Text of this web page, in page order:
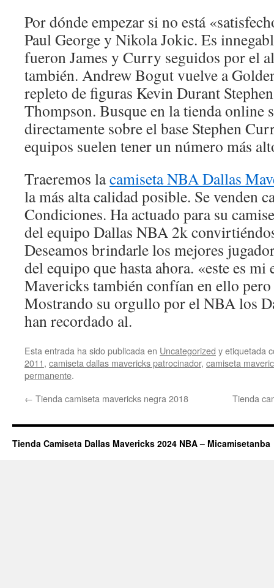
Por dónde empezar si no está
Paul George y Nikola Jokic. Es
fueron James y Curry seguidos por el
también. Andrew Bogut vuelve a
repleto de figuras Kevin Durant
Thompson. Busque en la tienda online
directamente sobre el base Stephen
equipos suelen tener un número más
Traeremos lacamiseta NBA Dallas
la más alta calidad posible. Se venden
Condiciones. Ha actuado para su
del equipo Dallas NBA 2k
Deseamos brindarle los mejores
del equipo que hasta ahora. «este es
Mavericks también confían en ello pero
Mostrando su orgullo por el NBA los
han recordado al.
Esta entrada ha sido publicada en Uncategorized y etiquetada
2011, camiseta dallas mavericks patrocinador, camiseta
permanente.
← Tienda camiseta mavericks negra 2018 Tienda
Tienda Camiseta Dallas Mavericks 2024 NBA – Micamisetanba